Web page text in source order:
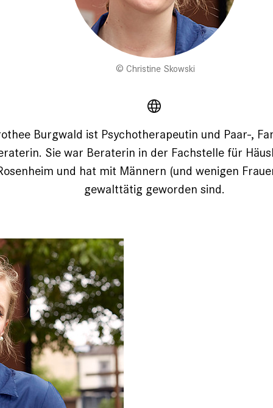
Christine Skowski
Burgwald ist Psychotherapeutin und Paar-,
Sie war Beraterin in der Fachstelle für
und hat mit Männern (und wenigen
gewalttätig geworden sind.